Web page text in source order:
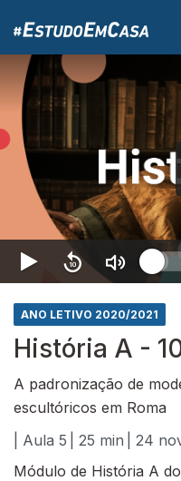
ANO LETIVO 2020/2021
História A -
A padronização de
escultóricos em Roma
| Aula 5
| 25 min
| 24
Módulo de História A